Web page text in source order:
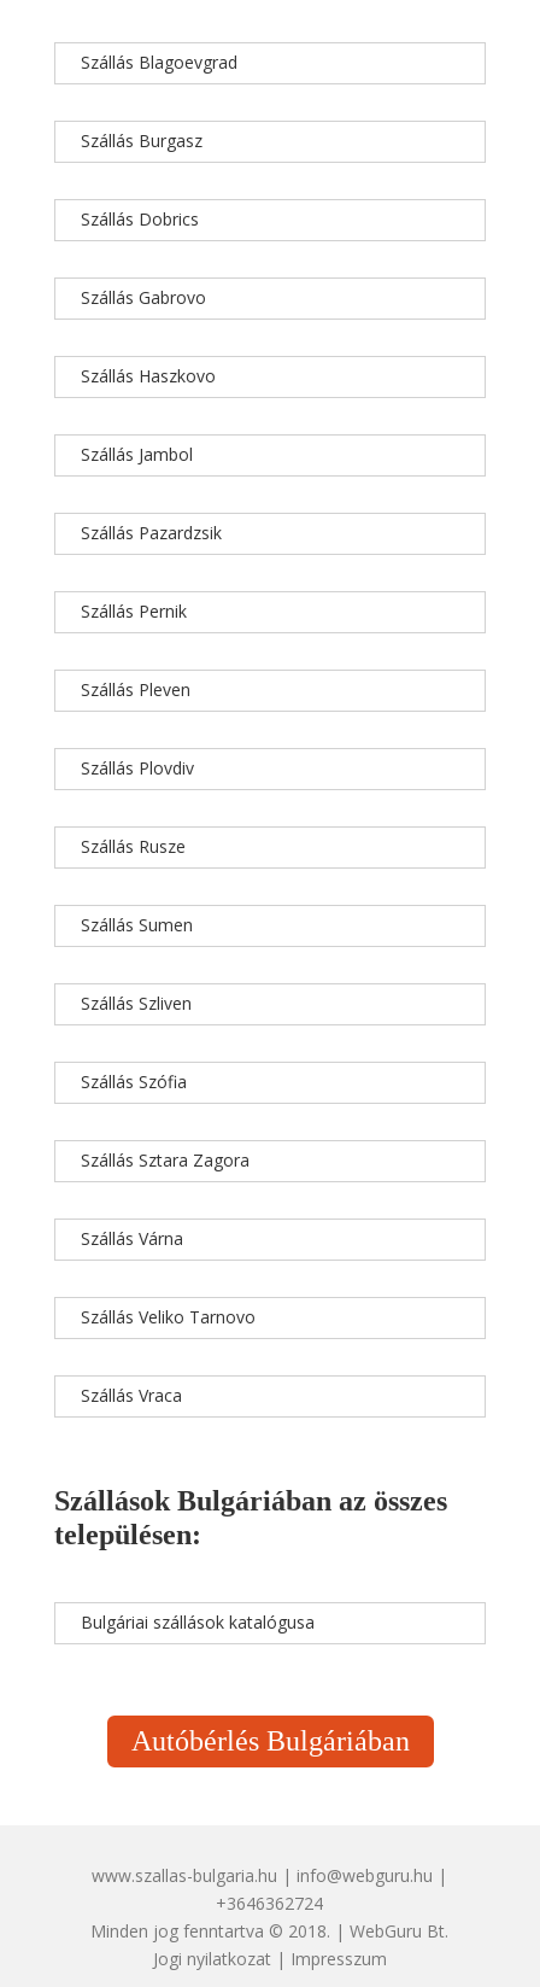
Szállás Blagoevgrad
Szállás Burgasz
Szállás Dobrics
Szállás Gabrovo
Szállás Haszkovo
Szállás Jambol
Szállás Pazardzsik
Szállás Pernik
Szállás Pleven
Szállás Plovdiv
Szállás Rusze
Szállás Sumen
Szállás Szliven
Szállás Szófia
Szállás Sztara Zagora
Szállás Várna
Szállás Veliko Tarnovo
Szállás Vraca
Szállások Bulgáriában az összes
településen:
Bulgáriai szállások katalógusa
Autóbérlés Bulgáriában
www.szallas-bulgaria.hu | info@webguru.hu |
+3646362724
Minden jog fenntartva © 2018. | WebGuru Bt.
Jogi nyilatkozat| Impresszum